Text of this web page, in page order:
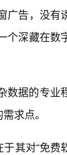
广告，没
个深藏在
数据的专
求点。
其对“免费